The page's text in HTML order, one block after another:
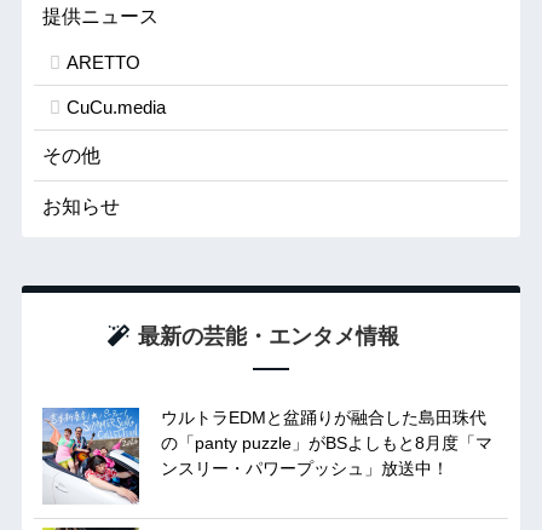
提供ニュース
ARETTO
CuCu.media
その他
お知らせ
最新の芸能・エンタメ情報
ウルトラEDMと盆踊りが融合した島田珠代
の「panty puzzle」がBSよしもと8月度「マ
ンスリー・パワープッシュ」放送中！